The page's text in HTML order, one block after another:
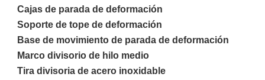
Cajas de parada de deformación
Soporte de tope de deformación
Base de movimiento de parada de deformación
Marco divisorio de hilo medio
Tira divisoria de acero inoxidable